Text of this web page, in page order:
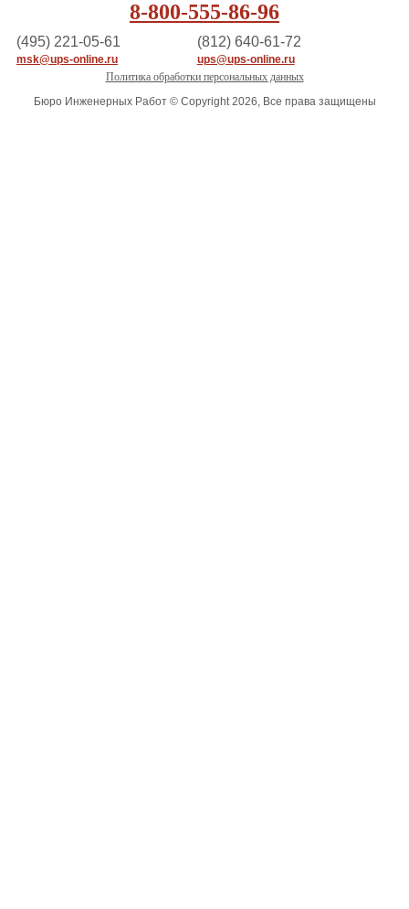
8-800-555-86-96
(495) 221-05-61
msk@ups-online.ru
(812) 640-61-72
ups@ups-online.ru
Политика обработки персональных данных
Бюро Инженерных Работ © Copyright 2026, Все права защищены